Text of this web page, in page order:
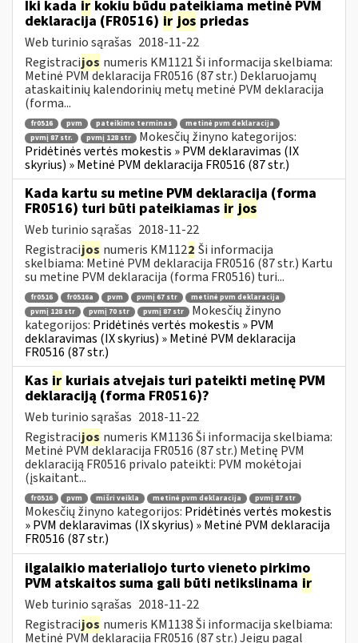
Iki kada ir kokiu būdu pateikiama metinė PVM
deklaracija (FR0516) ir jos priedas
Web turinio sąrašas 2018-11-22
Registracijos numeris KM1121 Ši informacija skelbiama:
Metinė PVM deklaracija FR0516 (87 str.) Deklaruojamų
ataskaitinių kalendorinių metų metinė PVM deklaracija
(forma...
fr0516 pvm pateikimo terminas
metinė pvm deklaracija
pvmį 87 str.
pvmį 128 str
Mokesčių žinyno kategorijos:
Pridėtinės vertės mokestis » PVM deklaravimas (IX
skyrius) » Metinė PVM deklaracija FR0516 (87 str.)
Kada kartu su metine PVM deklaracija (forma
FR0516) turi būti pateikiamas ir jos
Web turinio sąrašas 2018-11-22
Registracijos numeris KM1122 Ši informacija
skelbiama: Metinė PVM deklaracija FR0516 (87 str.) Kartu
su metine PVM deklaracija (forma FR0516) turi...
fr0516 fr0516a pvm pvmį 67 str
metinė pvm deklaracija
pvmį 128 str
pvmį 70 str pvmį 87 str
Mokesčių žinyno
kategorijos: Pridėtinės vertės mokestis » PVM
deklaravimas (IX skyrius) » Metinė PVM deklaracija
FR0516 (87 str.)
Kas ir kuriais atvejais turi pateikti metinę PVM
deklaraciją (forma FR0516)?
Web turinio sąrašas 2018-11-22
Registracijos numeris KM1136 Ši informacija skelbiama:
Metinė PVM deklaracija FR0516 (87 str.) Metinę PVM
deklaraciją FR0516 privalo pateikti: PVM mokėtojai
(įskaitant...
fr0516 pvm mišri veikla metinė pvm deklaracija pvmį 87 str
Mokesčių žinyno kategorijos: Pridėtinės vertės mokestis
» PVM deklaravimas (IX skyrius) » Metinė PVM deklaracija
FR0516 (87 str.)
ilgalaikio materialiojo turto vieneto pirkimo
PVM atskaitos suma gali būti netikslinama ir
Web turinio sąrašas 2018-11-22
Registracijos numeris KM1138 Ši informacija skelbiama:
Metinė PVM deklaracija FR0516 (87 str.) Jeigu pagal